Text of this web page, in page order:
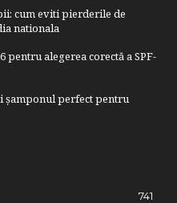
cum eviti pierderile de
nationala
pentru alegerea corectă a SPF-
șamponul perfect pentru
741